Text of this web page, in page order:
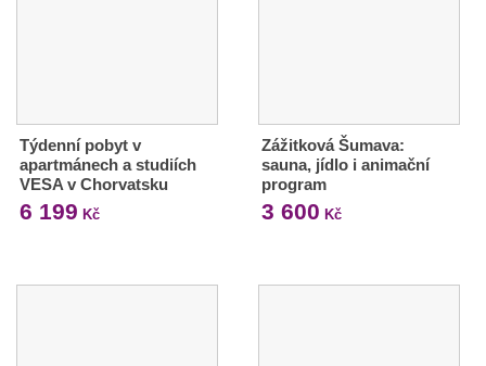
Týdenní pobyt v
apartmánech a studiích
VESA v Chorvatsku
6 199 Kč
Zážitková Šumava:
sauna, jídlo i animační
program
3 600 Kč